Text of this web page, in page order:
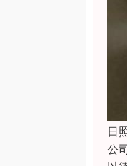
日
公